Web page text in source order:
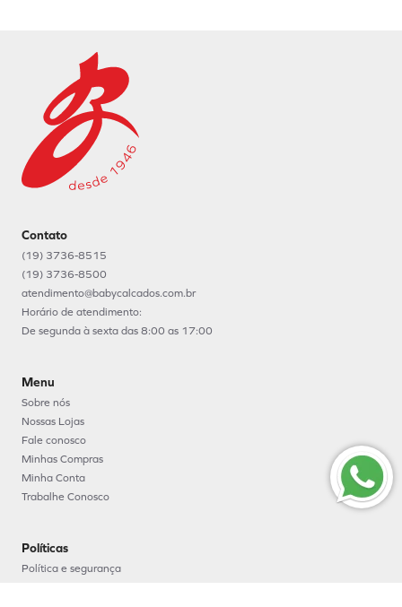
Contato
(19) 3736-8515
(19) 3736-8500
atendimento@babycalcados.com.br
Horário de atendimento:
De segunda à sexta das 8:00 as 17:00
Menu
Sobre nós
Nossas Lojas
Fale conosco
Minhas Compras
Minha Conta
Trabalhe Conosco
Políticas
Política e segurança